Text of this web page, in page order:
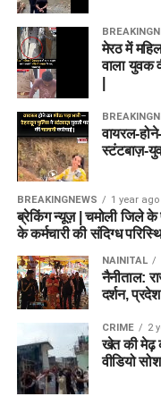
मेरठ में
वाला युवक
वायरल-
स्टंटबाज़-
BREAKINGNEWS 1 year ago
ब्रेकिंग न्यूज़ | चमोली जिले के
के कर्मचारी की संदिग्ध
NAINITAL
नैनीताल:
दर्शन,
CRIME 2
खेत की मेढ़
वीडियो